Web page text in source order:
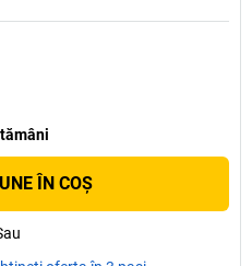
ÎN COŞ